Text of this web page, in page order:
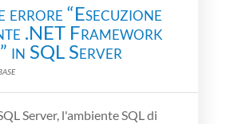
errore “Esecuzione
.NET Framework
in SQL Server
Server, l'ambiente SQL di